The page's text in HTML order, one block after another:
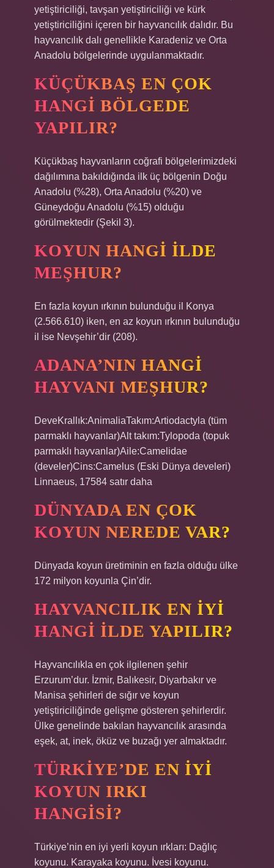
yetiştiriciliği, tavşan yetiştiriciliği ve kürk
yetiştiriciliğini içeren bir hayvancılık dalıdır. Bu
hayvancılık dalı genellikle Karadeniz ve Orta
Anadolu bölgelerinde uygulanmaktadır.
KÜÇÜKBAŞ EN ÇOK
HANGI BÖLGEDE
YAPILIR?
Küçükbaş hayvanların coğrafi bölgelerimizdeki
dağılımına bakıldığında ilk üç bölgenin Doğu
Anadolu (%28), Orta Anadolu (%20) ve
Güneydoğu Anadolu (%15) olduğu
görülmektedir (Şekil 3).
KOYUN HANGI ILDE
MEŞHUR?
En fazla koyun ırkının bulunduğu il Konya
(2.566.610) iken, en az koyun ırkının bulunduğu
il ise Nevşehir’dir (208).
ADANA’NIN HANGI
HAYVANI MEŞHUR?
DeveKrallık:AnimaliaTakım:Artiodactyla (tüm
parmaklı hayvanlar)Alt takım:Tylopoda (topuk
parmaklı hayvanlar)Aile:Camelidae
(develer)Cins:Camelus (Eski Dünya develeri)
Linnaeus, 17584 satır daha
DÜNYADA EN ÇOK
KOYUN NEREDE VAR?
Dünyada koyun üretiminin en fazla olduğu ülke
172 milyon koyunla Çin’dir.
HAYVANCILIK EN IYI
HANGI ILDE YAPILIR?
Hayvancılıkla en çok ilgilenen şehir
Erzurum’dur. İzmir, Balıkesir, Diyarbakır ve
Manisa şehirleri de sığır ve koyun
yetiştiriciliğinde gelişme gösteren şehirlerdir.
Ülke genelinde bakılan hayvancılık arasında
eşek, at, inek, öküz ve buzağı yer almaktadır.
TÜRKIYE’DE EN IYI
KOYUN IRKI
HANGISI?
Türkiye’nin en iyi yerli koyun ırkları: Dağlıç
koyunu. Karayaka koyunu. İvesi koyunu.